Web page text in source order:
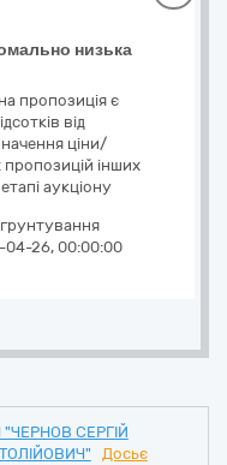
низька
пропозиція є
від
ціни/
пропозицій інших
аукціону
04-26, 00:00:00
СЕРГІЙ
Досьє